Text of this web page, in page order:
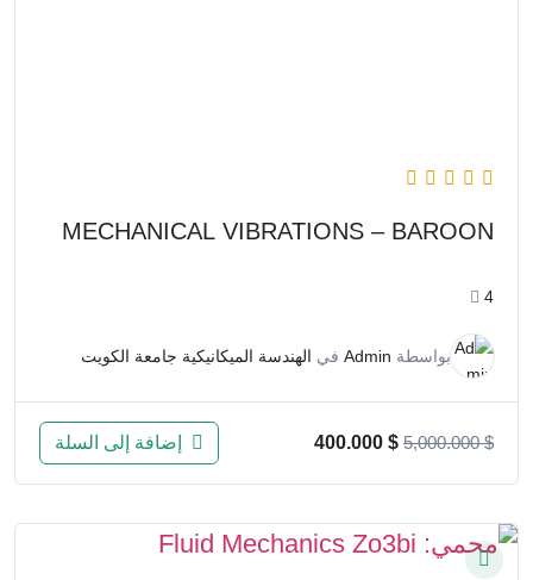
MECHANICAL VIBRATIONS – BAROON
4
بواسطة Admin في الهندسة الميكانيكية جامعة الكويت
5,000.000$
400.000 $ إضافة إلى السلة